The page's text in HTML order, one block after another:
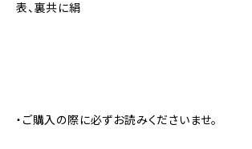
表、裏共に絹
・ご購入の際に必ずお読みくださいませ。